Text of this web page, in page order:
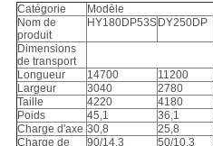
Catégorie
Modèle
Nom de
produit
HY180DP53S DY250DP
Dimensions
de transport
Longueur
14700 11200
Largeur
3040 2780
Taille
4220 4180
Poids
45,1 36,1
Charge d'axe 30,8 25,8
Charge de
90/14.3 50/10.3